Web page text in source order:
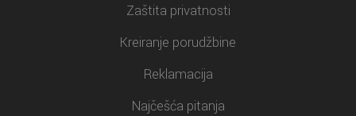
Zaštita privatnosti
Kreiranje porudžbine
Reklamacija
Najčešća pitanja